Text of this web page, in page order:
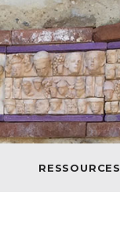
RESSOURCES